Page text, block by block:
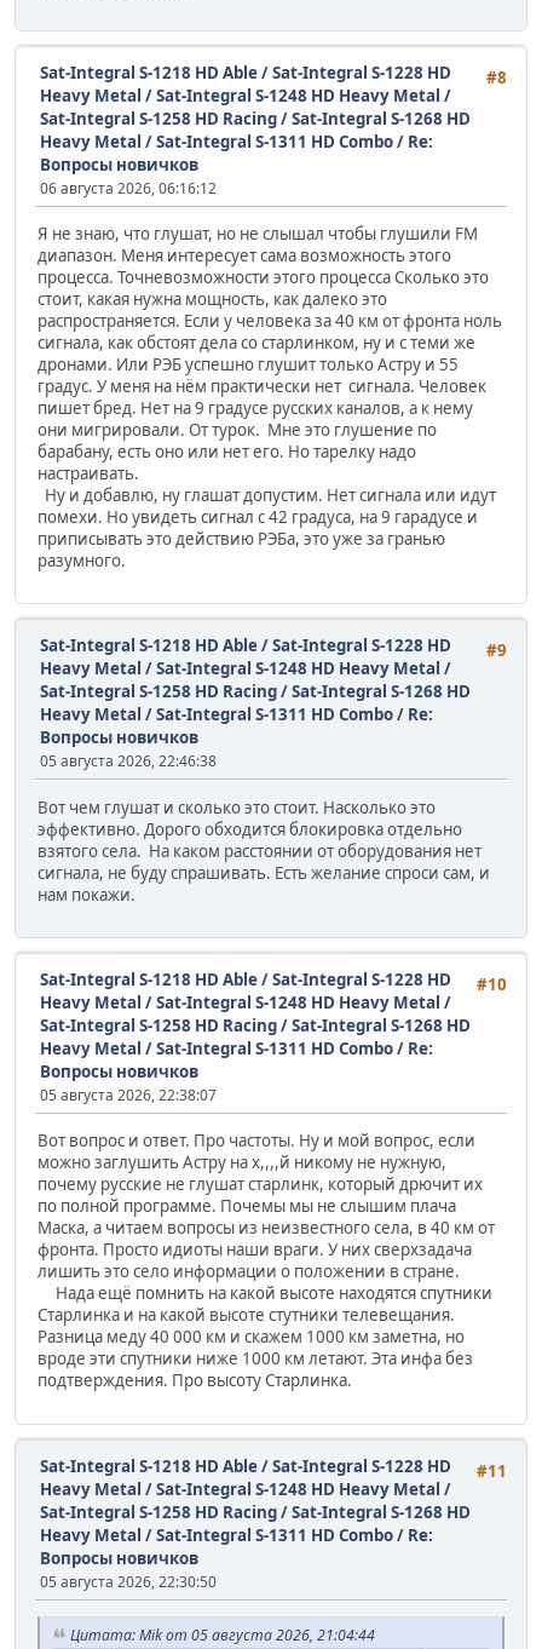
#8
Sat-Integral S-1218 HD Able / Sat-Integral S-1228 HD
Heavy Metal / Sat-Integral S-1248 HD Heavy Metal /
Sat-Integral S-1258 HD Racing / Sat-Integral S-1268 HD
Heavy Metal / Sat-Integral S-1311 HD Combo/ Re:
Вопросы новичков
06 августа 2026, 06:16:12
Я не знаю, что глушат, но не слышал чтобы глушили FM
диапазон. Меня интересует сама возможность этого
процесса. Точневозможности этого процесса Сколько это
стоит, какая нужна мощность, как далеко это
распространяется. Если у человека за 40 км от фронта ноль
сигнала, как обстоят дела со старлинком, ну и с теми же
дронами. Или РЭБ успешно глушит только Астру и 55
градус. У меня на нём практически нет сигнала. Человек
пишет бред. Нет на 9 градусе русских каналов, а к нему
они мигрировали. От турок. Мне это глушение по
барабану, есть оно или нет его. Но тарелку надо
настраивать.
Ну и добавлю, ну глашат допустим. Нет сигнала или идут
помехи. Но увидеть сигнал с 42 градуса, на 9 гарадусе и
приписывать это действию РЭБа, это уже за гранью
разумного.
#9
Sat-Integral S-1218 HD Able / Sat-Integral S-1228 HD
Heavy Metal / Sat-Integral S-1248 HD Heavy Metal /
Sat-Integral S-1258 HD Racing / Sat-Integral S-1268 HD
Heavy Metal / Sat-Integral S-1311 HD Combo/ Re:
Вопросы новичков
05 августа 2026, 22:46:38
Вот чем глушат и сколько это стоит. Насколько это
эффективно. Дорого обходится блокировка отдельно
взятого села. На каком расстоянии от оборудования нет
сигнала, не буду спрашивать. Есть желание спроси сам, и
нам покажи.
#10
Sat-Integral S-1218 HD Able / Sat-Integral S-1228 HD
Heavy Metal / Sat-Integral S-1248 HD Heavy Metal /
Sat-Integral S-1258 HD Racing / Sat-Integral S-1268 HD
Heavy Metal / Sat-Integral S-1311 HD Combo/ Re:
Вопросы новичков
05 августа 2026, 22:38:07
Вот вопрос и ответ. Про частоты. Ну и мой вопрос, если
можно заглушить Астру на х,,,,й никому не нужную,
почему русские не глушат старлинк, который дрючит их
по полной программе. Почемы мы не слышим плача
Маска, а читаем вопросы из неизвестного села, в 40 км от
фронта. Просто идиоты наши враги. У них сверхзадача
лишить это село информации о положении в стране.
Нада ещё помнить на какой высоте находятся спутники
Старлинка и на какой высоте стутники телевещания.
Разница меду 40 000 км и скажем 1000 км заметна, но
вроде эти спутники ниже 1000 км летают. Эта инфа без
подтверждения. Про высоту Старлинка.
#11
Sat-Integral S-1218 HD Able / Sat-Integral S-1228 HD
Heavy Metal / Sat-Integral S-1248 HD Heavy Metal /
Sat-Integral S-1258 HD Racing / Sat-Integral S-1268 HD
Heavy Metal / Sat-Integral S-1311 HD Combo/ Re:
Вопросы новичков
05 августа 2026, 22:30:50
Цитата: Mik от 05 августа 2026, 21:04:44